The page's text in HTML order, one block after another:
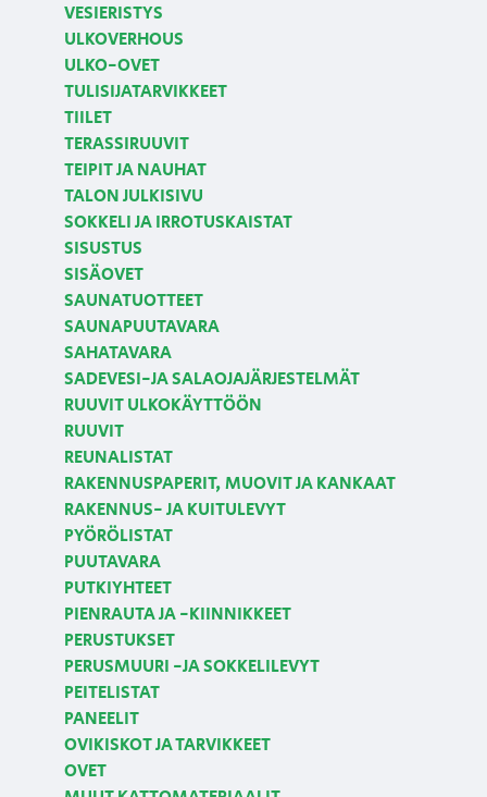
VESIERISTYS
ULKOVERHOUS
ULKO-OVET
TULISIJATARVIKKEET
TIILET
TERASSIRUUVIT
TEIPIT JA NAUHAT
TALON JULKISIVU
SOKKELI JA IRROTUSKAISTAT
SISUSTUS
SISÄOVET
SAUNATUOTTEET
SAUNAPUUTAVARA
SAHATAVARA
SADEVESI-JA SALAOJAJÄRJESTELMÄT
RUUVIT ULKOKÄYTTÖÖN
RUUVIT
REUNALISTAT
RAKENNUSPAPERIT, MUOVIT JA KANKAAT
RAKENNUS- JA KUITULEVYT
PYÖRÖLISTAT
PUUTAVARA
PUTKIYHTEET
PIENRAUTA JA -KIINNIKKEET
PERUSTUKSET
PERUSMUURI -JA SOKKELILEVYT
PEITELISTAT
PANEELIT
OVIKISKOT JA TARVIKKEET
OVET